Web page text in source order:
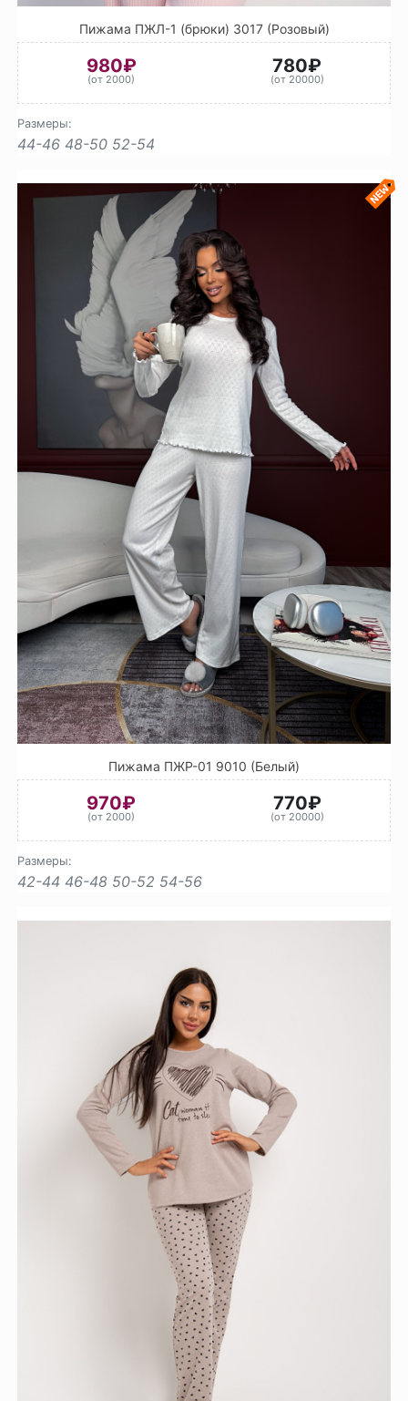
Пижама ПЖЛ-1 (брюки) 3017 (Розовый)
980₽
(от 2000)
780₽
(от 20000)
Размеры:
44-46 48-50 52-54
Пижама ПЖР-01 9010 (Белый)
970₽
(от 2000)
770₽
(от 20000)
Размеры:
42-44 46-48 50-52 54-56